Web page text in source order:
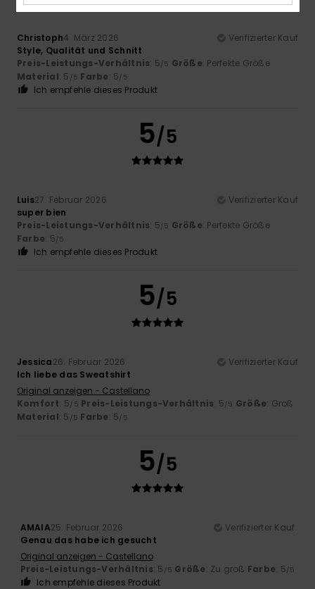
Christoph4. März 2026
Verifizierter Kauf
Style, Qualität und Schnitt
Preis-Leistungs-Verhältnis: 5/5 Größe: Perfekte Größe
Material: 5 /5 Farbe: 5/5
Ich empfehle dieses Produkt
5/5
Luis27. Februar 2026
Verifizierter Kauf
super bien
Preis-Leistungs-Verhältnis: 5/5 Größe: Perfekte Größe
Farbe: 5/5
Ich empfehle dieses Produkt
5/5
Jessica26. Februar 2026
Verifizierter Kauf
Ich liebe das Sweatshirt
Original anzeigen - Castellano
Komfort: 5/5 Preis-Leistungs-Verhältnis: 5/5 Größe: Groß
Material: 5 /5 Farbe: 5/5
5/5
AMAIA25. Februar 2026
Verifizierter Kauf
Genau das habe ich gesucht
Original anzeigen - Castellano
Preis-Leistungs-Verhältnis: 5 /5 Größe: Zu groß Farbe: 5/5
Ich empfehle dieses Produkt